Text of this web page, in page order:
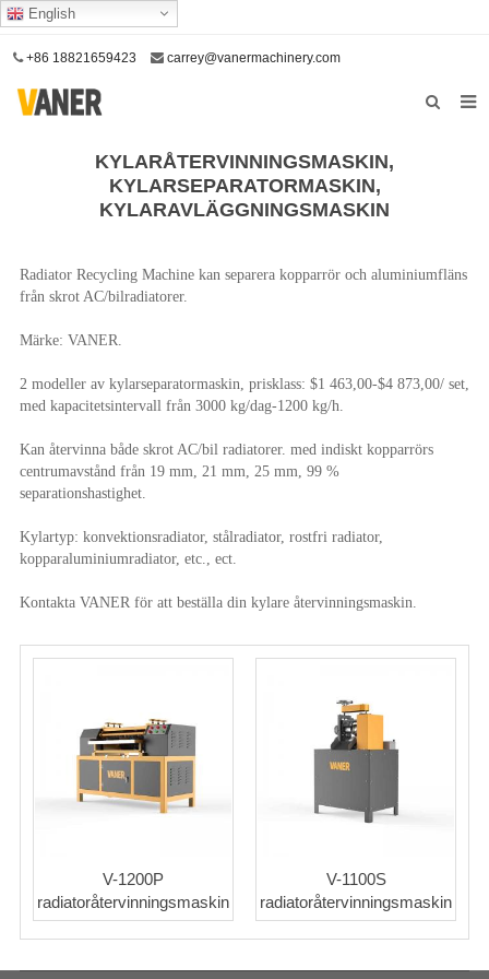
English
+86 18821659423 carrey@vanermachinery.com
Vår tjänst
Kontakta oss
KYLARÅTERVINNINGSMASKIN,
KYLARSEPARATORMASKIN,
KYLARAVLÄGGNINGSMASKIN
Radiator Recycling Machine kan separera kopparrör och aluminiumfläns
från skrot AC/bilradiatorer.
Märke: VANER.
2 modeller av kylarseparatormaskin, prisklass: $1 463,00-$4 873,00/ set,
med kapacitetsintervall från 3000 kg/dag-1200 kg/h.
Kan återvinna både skrot AC/bil radiatorer. med indiskt kopparrörs
centrumavstånd från 19 mm, 21 mm, 25 mm, 99 %
separationshastighet.
Kylartyp: konvektionsradiator, stålradiator, rostfri radiator,
kopparaluminiumradiator, etc., ect.
Kontakta VANER för att beställa din kylare återvinningsmaskin.
V-1200P
radiatoråtervinningsmaskin
V-1100S
radiatoråtervinningsmaskin